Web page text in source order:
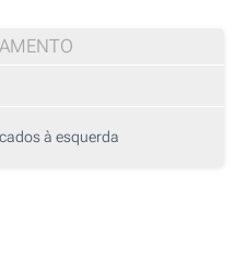
à esquerda